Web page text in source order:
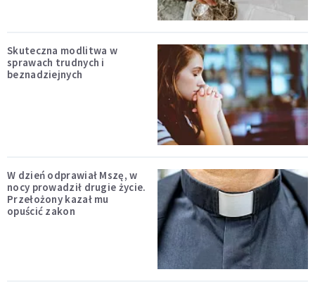
Skuteczna modlitwa w
sprawach trudnych i
beznadziejnych
W dzień odprawiał Mszę, w
nocy prowadził drugie życie.
Przełożony kazał mu
opuścić zakon